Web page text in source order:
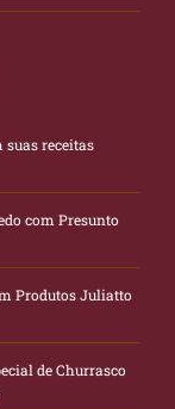
suas receitas
com Presunto
Produtos Juliatto
de Churrasco